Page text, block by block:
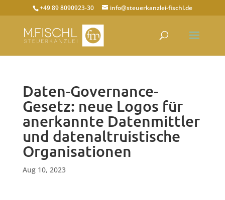
+49 89 8090923-30 info@steuerkanzlei-fischl.de
Daten-Governance-
Gesetz: neue Logos für
anerkannte Datenmittler
und datenaltruistische
Organisationen
Aug 10, 2023